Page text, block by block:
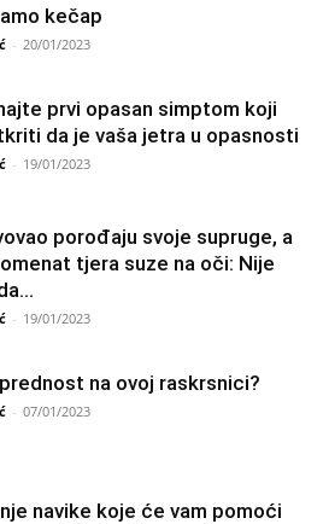
kečap
- 20/01/2023
prvi opasan simptom koji
da je vaša jetra u opasnosti
- 19/01/2023
porođaju svoje supruge, a
tjera suze na oči: Nije
- 19/01/2023
na ovoj raskrsnici?
- 07/01/2023
navike koje će vam pomoći